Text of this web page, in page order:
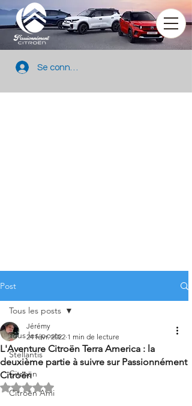
Se connecter
Post
Tous les posts
Stellantis
Citroën
Citroën Ami
Tous les posts
L'Aventure Citroën Terra America : la
deuxième partie à suivre sur Passionnément
Citroën
Jérémy
24 févr. 2022 1 min de lecture
Noté NaN étoiles sur 5.